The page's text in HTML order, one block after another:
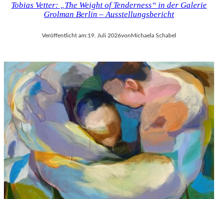
Tobias Vetter: „The Weight of Tenderness“ in der Galerie
Grolman Berlin – Ausstellungsbericht
Veröffentlicht am:19. Juli 2026von Michaela Schabel